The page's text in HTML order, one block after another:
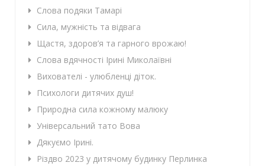
Слова подяки Тамарі
Сила, мужність та відвага
Щастя, здоров’я та гарного врожаю!
Слова вдячності Ірині Миколаївні
Вихователі - улюбленці діток.
Психологи дитячих душ!
Природна сила кожному малюку
Універсальний тато Вова
Дякуємо Ірині.
Різдво 2023 у дитячому будинку Перлинка